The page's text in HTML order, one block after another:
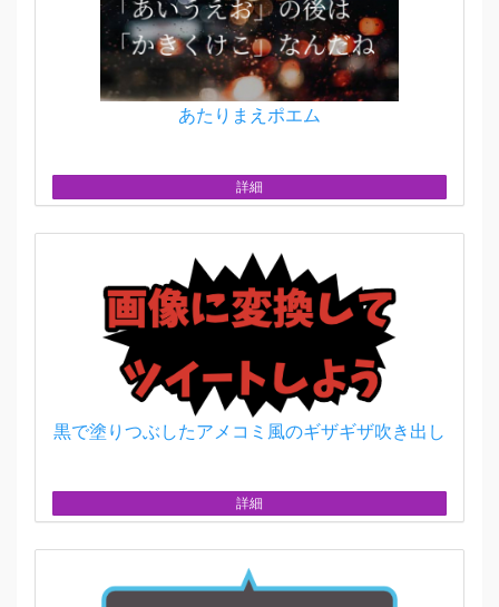
あたりまえポエム
詳細
黒で塗りつぶしたアメコミ風のギザギザ吹き出し
詳細